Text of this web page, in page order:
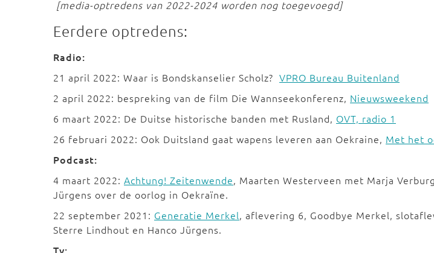
[media-optredens van 2022-2024 worden nog toegevoegd]
Eerdere optredens:
Radio:
21 april 2022: Waar is Bondskanselier Scholz? VPRO Bureau Buitenland
2 april 2022: bespreking van de film Die Wannseekonferenz, Nieuwsweekend
6 maart 2022: De Duitse historische banden met Rusland, OVT, radio 1
26 februari 2022: Ook Duitsland gaat wapens leveren aan Oekraine, Met het
Podcast:
4 maart 2022: Achtung! Zeitenwende, Maarten Westerveen met Marja
Jürgens over de oorlog in Oekraïne.
22 september 2021: Generatie Merkel, aflevering 6, Goodbye Merkel,
Sterre Lindhout en Hanco Jürgens.
Tv: